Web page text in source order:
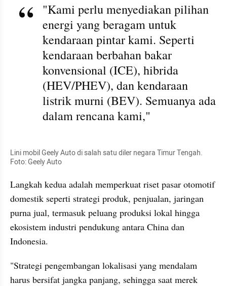
"Kami perlu menyediakan pilihan
energi yang beragam untuk
kendaraan pintar kami. Seperti
kendaraan berbahan bakar
konvensional (ICE), hibrida
(HEV/PHEV), dan kendaraan
listrik murni (BEV). Semuanya ada
dalam rencana kami,"
Lini mobil Geely Auto di salah satu diler negara Timur Tengah.
Foto: Geely Auto
Langkah kedua adalah memperkuat riset pasar otomotif
domestik seperti strategi produk, penjualan, jaringan
purna jual, termasuk peluang produksi lokal hingga
ekosistem industri pendukung antara China dan
Indonesia.
"Strategi pengembangan lokalisasi yang mendalam
harus bersifat jangka panjang, sehingga saat merek